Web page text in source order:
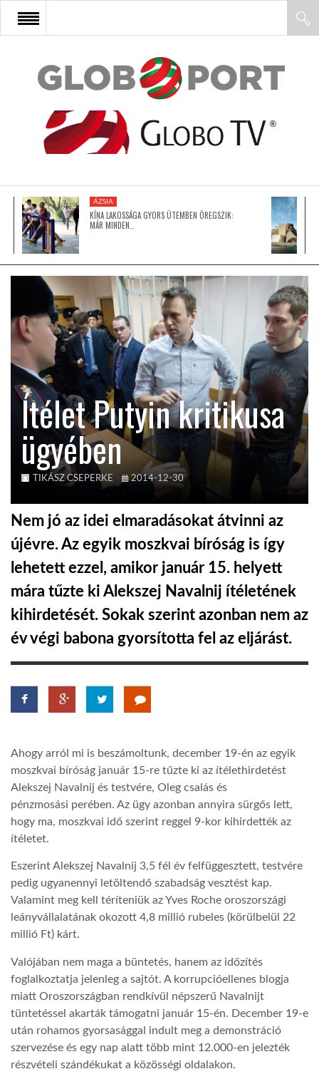
FŐOLDAL
AFRIKA
ÁZSIA
LATIN-AMERIKA
KÖZEL-KELET
AUSZTRÁLIA
A VILÁG ITTHON
HÍR3D
GLOBOTV
AFRIKA TUDÁSTÁR
A NAP SZÉPE
GLOBOZSARU
DOBRAVERO.HU
LATIMO.HU
GLOBOBOOK
ÁZSIA
KÍNA LAKOSSÁGA GYORS ÜTEMBEN ÖREGSZIK:
MÁR MINDEN…
Ítélet Putyin kritikusa
ügyében
TIKÁSZ CSEPERKE 2014-12-30
Nem jó az idei elmaradásokat átvinni az
újévre. Az egyik moszkvai bíróság is így
lehetett ezzel, amikor január 15. helyett
mára tűzte ki Alekszej Navalnij ítéletének
kihirdetését. Sokak szerint azonban nem az
év végi babona gyorsította fel az eljárást.
Ahogy arról mi is beszámoltunk, december 19-én az egyik
moszkvai bíróság január 15-re tűzte ki az ítélethirdetést
Alekszej Navalnij és testvére, Oleg csalás és
pénzmosási perében. Az ügy azonban annyira sürgős lett,
hogy ma, moszkvai idő szerint reggel 9-kor kihirdették az
ítéletet.
Eszerint Alekszej Navalnij 3,5 fél év felfüggesztett, testvére
pedig ugyanennyi letöltendő szabadság vesztést kap.
Valamint meg kell téríteniük az Yves Roche oroszországi
leányvállalatának okozott 4,8 millió rubeles (körülbelül 22
millió Ft) kárt.
Valójában nem maga a büntetés, hanem az időzítés
foglalkoztatja jelenleg a sajtót. A korrupcióellenes blogja
miatt Oroszországban rendkívül népszerű Navalnijt
tüntetéssel akarták támogatni január 15-én. December 19-e
után rohamos gyorsasággal indult meg a demonstráció
szervezése és egy nap alatt több mint 12.000-en jelezték
részvételi szándékukat a közösségi oldalakon.